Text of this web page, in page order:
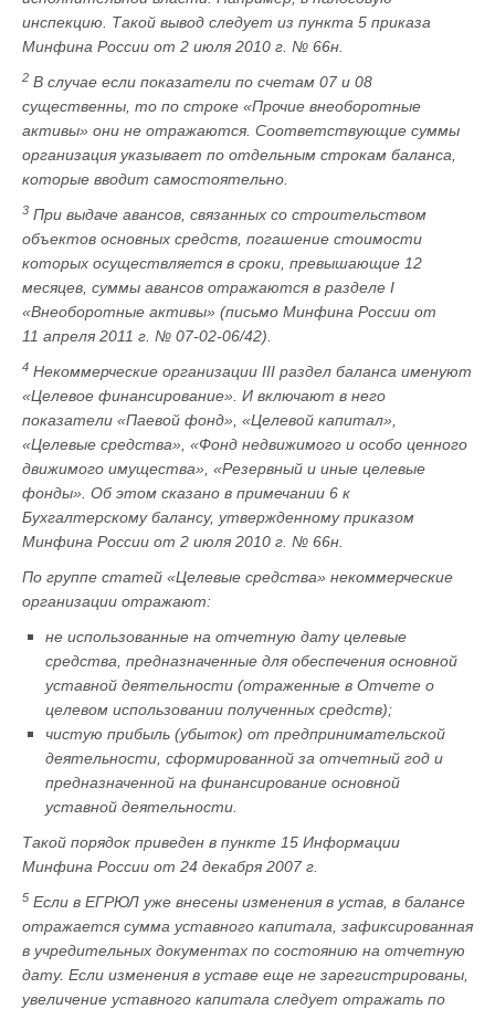
инспекцию. Такой вывод следует из пункта 5 приказа
Минфина России от 2 июля 2010 г. № 66н.
2 В случае если показатели по счетам 07 и 08
существенны, то по строке «Прочие внеоборотные
активы» они не отражаются. Соответствующие суммы
организация указывает по отдельным строкам баланса,
которые вводит самостоятельно.
3 При выдаче авансов, связанных со строительством
объектов основных средств, погашение стоимости
которых осуществляется в сроки, превышающие 12
месяцев, суммы авансов отражаются в разделе I
«Внеоборотные активы» (письмо Минфина России от
11 апреля 2011 г. № 07-02-06/42).
4 Некоммерческие организации III раздел баланса именуют
«Целевое финансирование». И включают в него
показатели «Паевой фонд», «Целевой капитал»,
«Целевые средства», «Фонд недвижимого и особо ценного
движимого имущества», «Резервный и иные целевые
фонды». Об этом сказано в примечании 6 к
Бухгалтерскому балансу, утвержденному приказом
Минфина России от 2 июля 2010 г. № 66н.
По группе статей «Целевые средства» некоммерческие
организации отражают:
не использованные на отчетную дату целевые
средства, предназначенные для обеспечения основной
уставной деятельности (отраженные в Отчете о
целевом использовании полученных средств);
чистую прибыль (убыток) от предпринимательской
деятельности, сформированной за отчетный год и
предназначенной на финансирование основной
уставной деятельности.
Такой порядок приведен в пункте 15 Информации
Минфина России от 24 декабря 2007 г.
5 Если в ЕГРЮЛ уже внесены изменения в устав, в балансе
отражается сумма уставного капитала, зафиксированная
в учредительных документах по состоянию на отчетную
дату. Если изменения в уставе еще не зарегистрированы,
увеличение уставного капитала следует отражать по